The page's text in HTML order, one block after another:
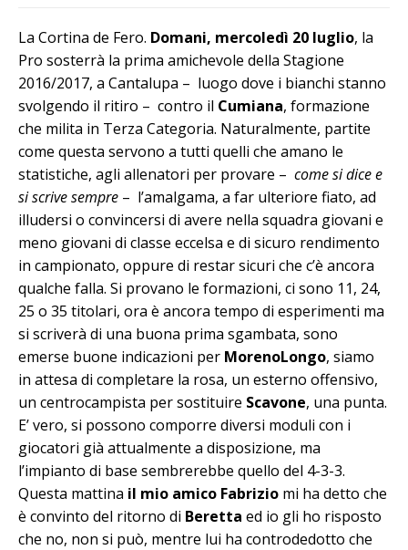
La Cortina de Fero. Domani, mercoledì 20 luglio, la
Pro sosterrà la prima amichevole della Stagione
2016/2017, a Cantalupa – luogo dove i bianchi stanno
svolgendo il ritiro – contro il Cumiana, formazione
che milita in Terza Categoria. Naturalmente, partite
come questa servono a tutti quelli che amano le
statistiche, agli allenatori per provare – come si dice e
si scrive sempre – l’amalgama, a far ulteriore fiato, ad
illudersi o convincersi di avere nella squadra giovani e
meno giovani di classe eccelsa e di sicuro rendimento
in campionato, oppure di restar sicuri che c’è ancora
qualche falla. Si provano le formazioni, ci sono 11, 24,
25 o 35 titolari, ora è ancora tempo di esperimenti ma
si scriverà di una buona prima sgambata, sono
emerse buone indicazioni per MorenoLongo, siamo
in attesa di completare la rosa, un esterno offensivo,
un centrocampista per sostituire Scavone, una punta.
E’ vero, si possono comporre diversi moduli con i
giocatori già attualmente a disposizione, ma
l’impianto di base sembrerebbe quello del 4-3-3.
Questa mattina il mio amico Fabrizio mi ha detto che
è convinto del ritorno di Beretta ed io gli ho risposto
che no, non si può, mentre lui ha controdedotto che